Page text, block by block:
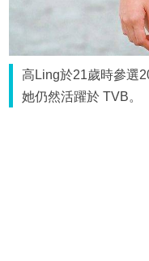
高Ling於21歲時參選
她仍然活躍於 TVB。